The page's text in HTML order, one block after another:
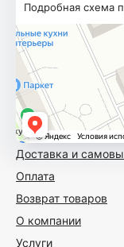
Доставка и
Оплата
Возврат товаров
О компании
Услуги
Подробная схема